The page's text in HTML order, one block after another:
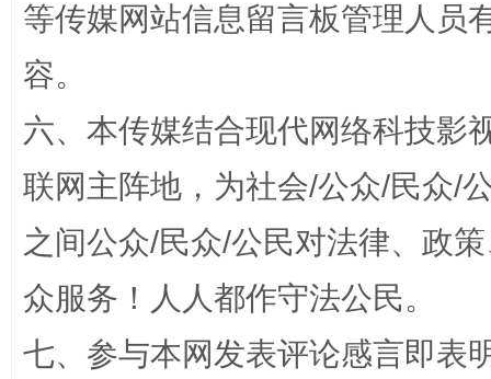
等传媒网站信息留言板管理人员
容。
六、本传媒结合现代网络科技影
联网主阵地，为社会/公众/民众/
之间公众/民众/公民对法律、政
众服务！人人都作守法公民。
七、参与本网发表评论感言即表